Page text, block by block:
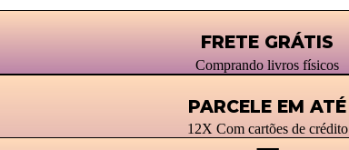
FRETE GRÁTIS
Comprando livros físicos
PARCELE EM ATÉ
12X Com cartões de crédito